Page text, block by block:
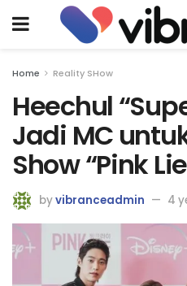
Home Reality SHow
Heechul
Jadi MC
Show “Pink
byvibranceadmin 4